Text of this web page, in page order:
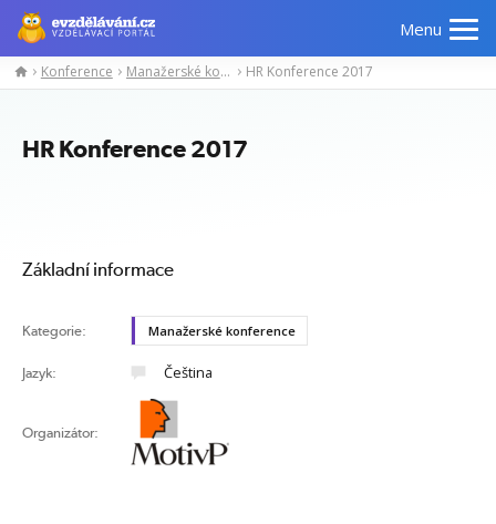
Menu
Manažerské
Odborné
Počítačové
Konference Manažerské konference HR Konference 2017
HR Konference 2017
Základní informace
Kategorie: Manažerské konference
Jazyk: Čeština
Organizátor: